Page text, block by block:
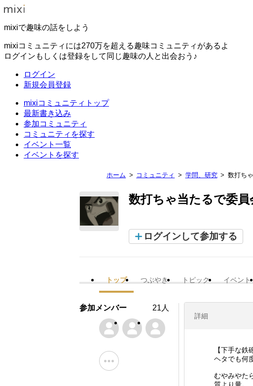
mixiで趣味の話をしよう
mixiコミュニティには270万を超える趣味コミュニティがあるよ
ログインもしくは登録をして同じ趣味の人と出会おう♪
ログイン
新規会員登録
mixiコミュニティトップ
最新書き込み
参加コミュニティ
コミュニティを探す
イベント一覧
イベントを探す
ホーム コミュニティ 学問、研究 数打ち
数打ちゃ当たるで委員
ログインして参加する
トップ つぶやき トピック イベント
詳細
【下手な鉄
ヘタでも何
むやみやた
参加メンバー 21人